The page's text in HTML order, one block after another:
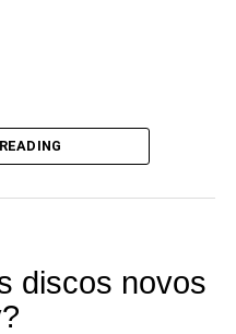
discos novos